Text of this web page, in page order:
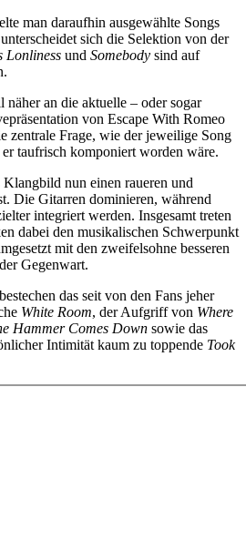
man daraufhin ausgewählte Songs
sich die Selektion von der
Lonliness und Somebody sind auf
an die aktuelle – oder sogar
von Escape With Romeo
zentrale Frage, wie der jeweilige Song
taufrisch komponiert worden wäre.
Klangbild nun einen raueren und
Die Gitarren dominieren, während
integriert werden. Insgesamt treten
dabei den musikalischen Schwerpunkt
mit den zweifelsohne besseren
Gegenwart.
das seit von den Fans jeher
White Room, der Aufgriff von Where
Hammer Comes Down sowie das
Intimität kaum zu toppende Took